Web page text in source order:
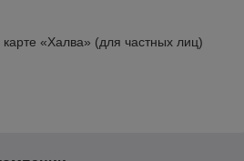
«Халва» (для частных лиц)